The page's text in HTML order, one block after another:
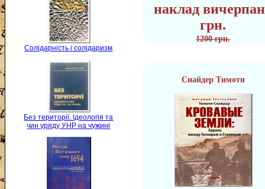
Солідарність і солідаризм
Без території. Ідеологія та
чин уряду УНР на чужині
наклад
грн.
1200 грн.
Снайдер Тимоти